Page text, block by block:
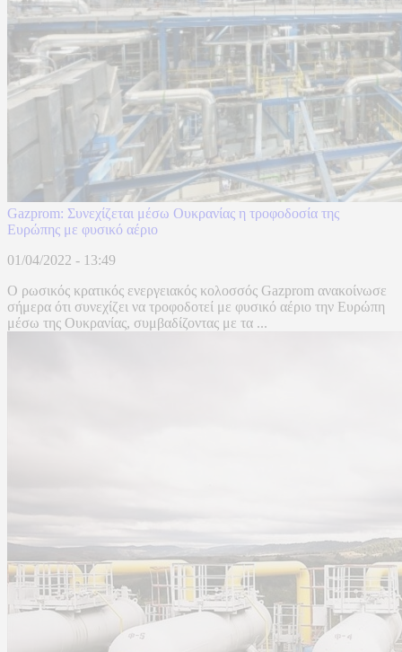
Gazprom: Συνεχίζεται μέσω Ουκρανίας η τροφοδοσία της
Ευρώπης με φυσικό αέριο
01/04/2022 - 13:49
Ο ρωσικός κρατικός ενεργειακός κολοσσός Gazprom ανακοίνωσε
σήμερα ότι συνεχίζει να τροφοδοτεί με φυσικό αέριο την Ευρώπη
μέσω της Ουκρανίας, συμβαδίζοντας με τα ...